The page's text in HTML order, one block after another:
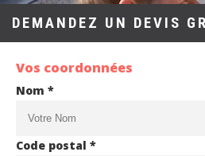
DEMANDEZ UN DEVIS
Vos coordonnées
Nom *
Code postal *